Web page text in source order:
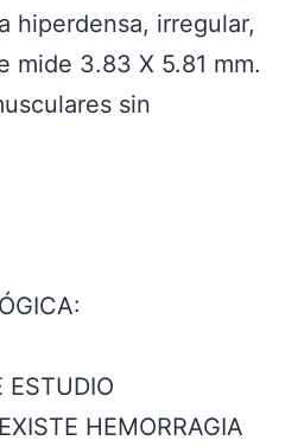
hiperdensa, irregular,
mide 3.83 X 5.81 mm.
sin
ESTUDIO
HEMORRAGIA